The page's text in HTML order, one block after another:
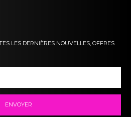
LES DERNIÈRES NOUVELLES, OFFRES
ENVOYER